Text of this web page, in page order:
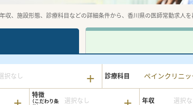
、施設形態、診療科目などの詳細条件から、香川県の医師常勤求人を
択なし 診療科目 ペインクリニ
特徴
選択なし 年収 選択